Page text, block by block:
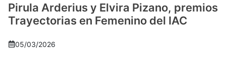
Pirula Arderius y Elvira Pizano, premios
Trayectorias en Femenino del IAC
05/03/2026